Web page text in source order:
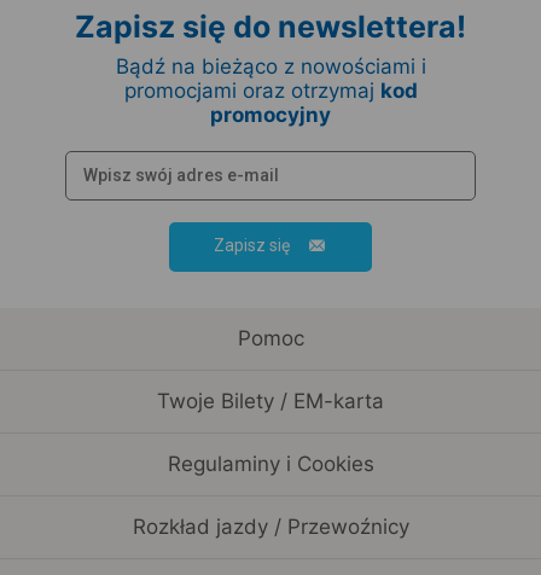
Zapisz się do newslettera!
Bądź na bieżąco z nowościami i
promocjami oraz otrzymaj kod
promocyjny
Zapisz się
Pomoc
Twoje Bilety / EM-karta
Regulaminy i Cookies
Rozkład jazdy / Przewoźnicy